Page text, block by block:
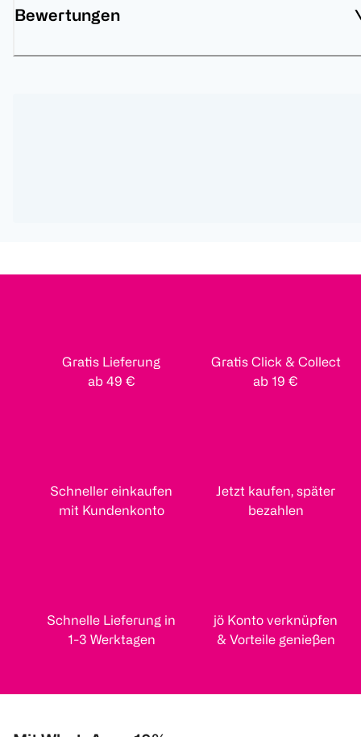
Bewertungen
Gratis Lieferung
ab 49 €
Gratis Click & Collect
ab 19 €
Schneller einkaufen
mit Kundenkonto
Jetzt kaufen, später
bezahlen
Schnelle Lieferung in
1-3 Werktagen
jö Konto verknüpfen
& Vorteile genießen